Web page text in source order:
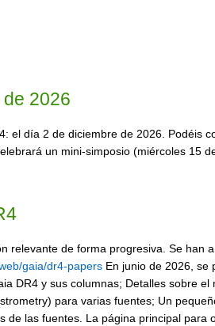
2026
el día 2 de diciembre de 2026. Podéis
un mini-simposio (miércoles 15
de forma progresiva. Se han
gaia/dr4-papers En junio de 2026, se
DR4 y sus columnas; Detalles sobre
para varias fuentes; Un
las fuentes. La página principal para